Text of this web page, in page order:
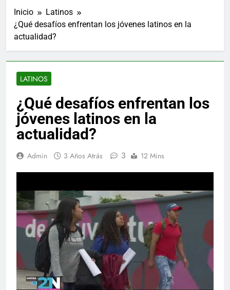
Inicio
Latinos
¿Qué desafíos enfrentan los jóvenes latinos en la
actualidad?
LATINOS
¿Qué desafíos enfrentan los
jóvenes latinos en la
actualidad?
Admin 3 Años Atrás 3 12 Mins